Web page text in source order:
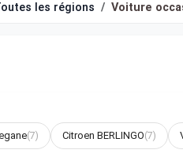
les régions Voiture
(7) Citroen BERLINGO(7)